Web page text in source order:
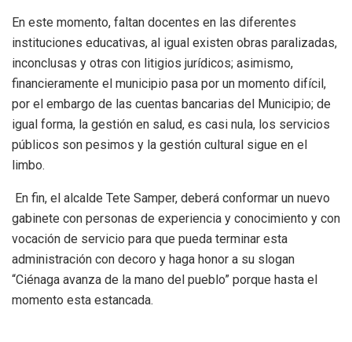
En este momento, faltan docentes en las diferentes
instituciones educativas, al igual existen obras paralizadas,
inconclusas y otras con litigios jurídicos; asimismo,
financieramente el municipio pasa por un momento difícil,
por el embargo de las cuentas bancarias del Municipio; de
igual forma, la gestión en salud, es casi nula, los servicios
públicos son pesimos y la gestión cultural sigue en el
limbo.
En fin, el alcalde Tete Samper, deberá conformar un nuevo
gabinete con personas de experiencia y conocimiento y con
vocación de servicio para que pueda terminar esta
administración con decoro y haga honor a su slogan
“Ciénaga avanza de la mano del pueblo” porque hasta el
momento esta estancada.